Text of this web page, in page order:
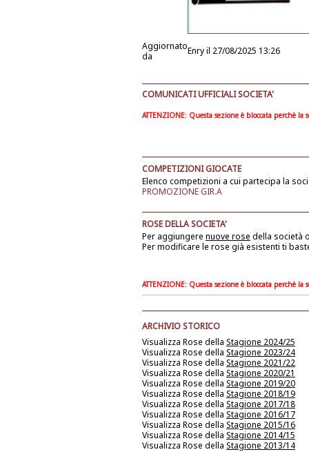
Aggiornato
da
Enryil 27/08/2025 13:26
COMUNICATI UFFICIALI SOCIETA'
ATTENZIONE: Questa sezione è bloccata perchè
COMPETIZIONI GIOCATE
Elenco competizioni a cui partecipa la
PROMOZIONE GIR.A
ROSE DELLA SOCIETA'
Per aggiungere nuove rose della società
Per modificare le rose già esistenti ti
ATTENZIONE: Questa sezione è bloccata perchè
ARCHIVIO STORICO
Visualizza Rose della Stagione 2024/25
Visualizza Rose della Stagione 2023/24
Visualizza Rose della Stagione 2021/22
Visualizza Rose della Stagione 2020/21
Visualizza Rose della Stagione 2019/20
Visualizza Rose della Stagione 2018/19
Visualizza Rose della Stagione 2017/18
Visualizza Rose della Stagione 2016/17
Visualizza Rose della Stagione 2015/16
Visualizza Rose della Stagione 2014/15
Visualizza Rose della Stagione 2013/14